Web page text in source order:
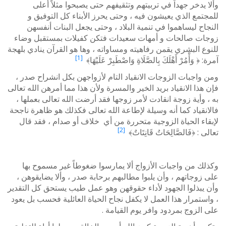
وألا يدخر جهداً في تربيتهم وتثقيفهم حتى يصبحوا مثلاً أعلى
للمجتمع الذي يعيشون فيه ، وحتى يحرز الأبناء كل التوفيق و
النجاح ليساهموا في تنمية البلاد ، وحتى يجعل البنات أنفسهن
زوجات صالحات و أمهات سعيدات فتكن كفيلات بمستقبل وضاء
للنوع البشري يقمن رفاهيته ومساواته ، وها هو القرآن ينادي بلهجة
آمرة: ﴿ وَأْمُرْ أَهْلَكَ بِالصَّلَاةِ وَاصْطَبِرْ عَلَيْهَا﴾ [1]
ومن واجبات الزوجات الانقياد التام لأزواجهن بكل انشراح صدر ،
فإن هذا الانقياد بريد الخير والمسرة ولأن هذا مما أمرهن الله تعالى
به ، وأية زوجة انقادت لأمر زوجها فقد أرضت الله تعالى بعملها ،
فالانقياد كما أنه وسيلة لإطاعة الله تعالى فكذلك هو ظاهرة ناجحة
لإبقاء الحياة الزوجية متحررة من أي خلاف أو صدام ، فقد قال
تعالى : ﴿فَالصَّالِحَاتُ قَانِتَاتٌ﴾ [2]
وكذلك من واجبات الأزواج ألا يمارسوا ضغوطاً غير مسموح بها
على زوجاتهم ، وأن يلبوا مطالبهم برحابة صدر ، وألا يضايقوهن ،
وأن يبذلوا الجهود لأداء حقوقهن وهو عمل طيب يستحق كل التقدير
، واستمرار هذا العمل لا يكفل نجاح الحياة العائلية فحسب بل يعود
على الزوج بمردود وافر يوم القيامة .